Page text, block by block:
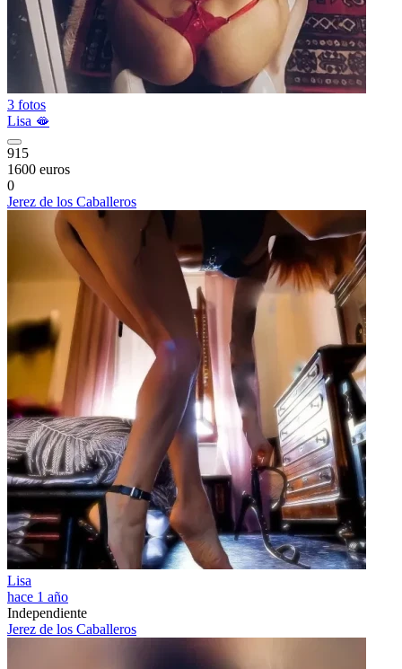
3 fotos
Lisa 🫦
915
1600 euros
0
Jerez de los Caballeros
Lisa
hace 1 año
Independiente
Jerez de los Caballeros